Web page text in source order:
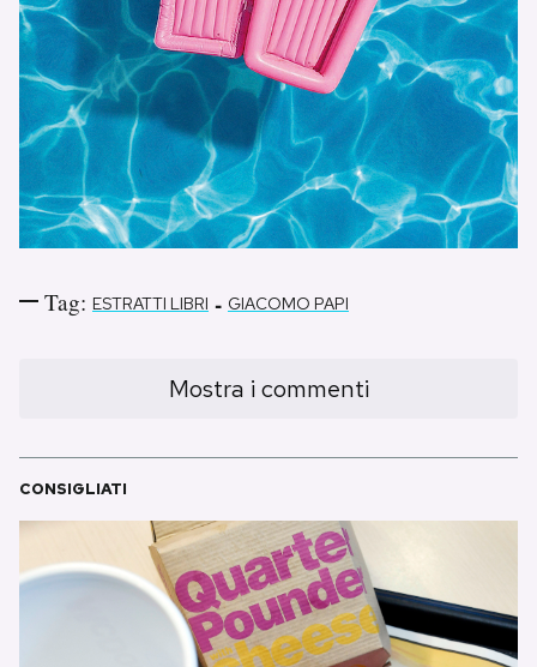
Tag: ESTRATTI LIBRI - GIACOMO PAPI
Mostra i commenti
CONSIGLIATI